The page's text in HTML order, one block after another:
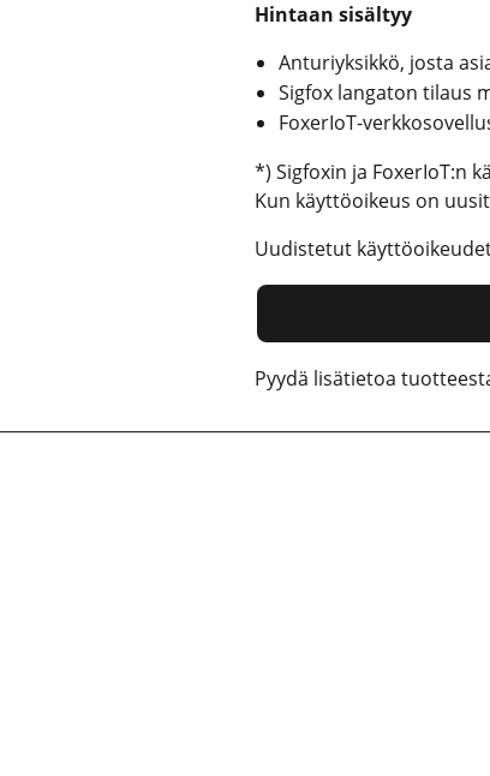
Hintaan sisältyy
Anturiyksikkö, josta
Sigfox langaton tilaus
FoxerIoT-
*) Sigfoxin ja FoxerIoT:n
Kun käyttöoikeus on
Uudistetut
Pyydä lisätietoa